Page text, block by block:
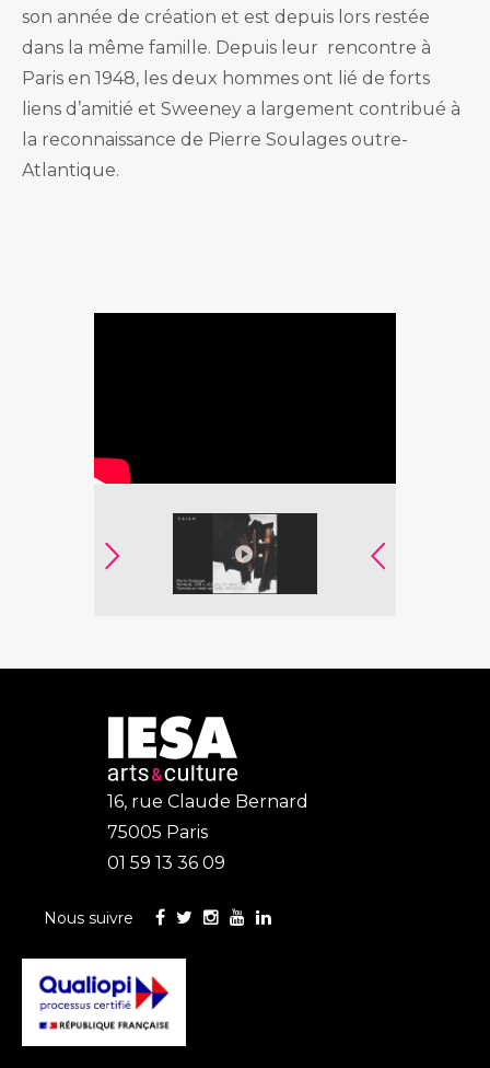
son année de création et est depuis lors restée
dans la même famille. Depuis leur rencontre à
Paris en 1948, les deux hommes ont lié de forts
liens d’amitié et Sweeney a largement contribué à
la reconnaissance de Pierre Soulages outre-
Atlantique.
16, rue Claude Bernard
75005 Paris
01 59 13 36 09
Nous suivre